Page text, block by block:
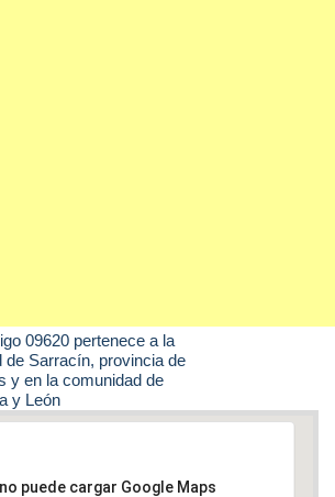
09620 pertenece a la
de Sarracín, provincia de
y en la comunidad de
y León
puede cargar Google Maps